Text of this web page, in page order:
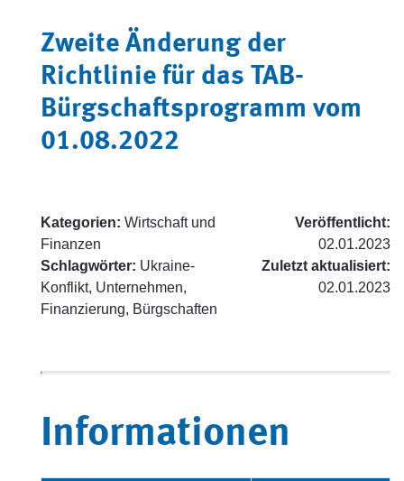
Zweite Änderung der
Richtlinie für das TAB-
Bürgschaftsprogramm vom
01.08.2022
Kategorien: Wirtschaft und
Finanzen
Schlagwörter: Ukraine-
Konflikt, Unternehmen,
Finanzierung, Bürgschaften
Veröffentlicht:
02.01.2023
Zuletzt aktualisiert:
02.01.2023
Informationen